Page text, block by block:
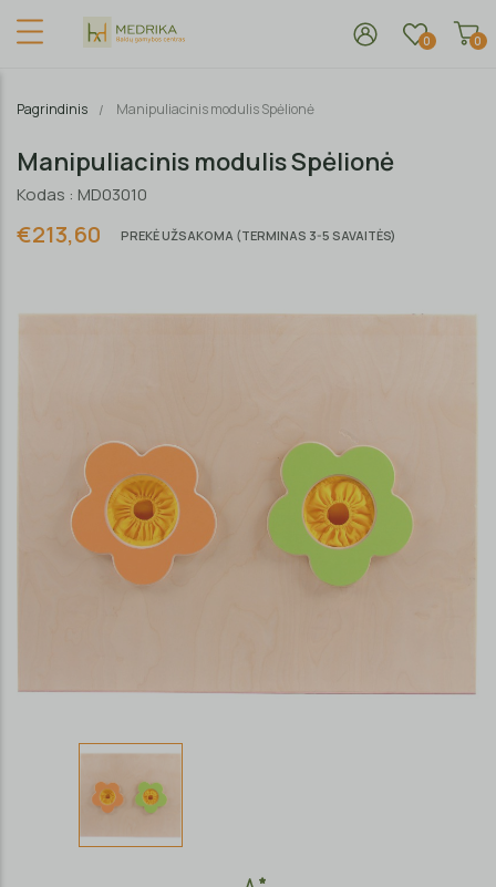
0 0
Pagrindinis Manipuliacinis modulis Spėlionė
Manipuliacinis modulis Spėlionė
Kodas : MD03010
€213,60 PREKĖ UŽSAKOMA (TERMINAS 3-5 SAVAITĖS)